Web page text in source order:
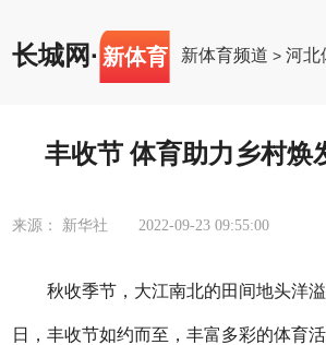
长城网· 新体育 新体育频道 >河北
丰收节 体育助力乡村焕
来源： 新华社 2022-09-23 09:55:00
秋收季节，大江南北的田间地头洋溢
日，丰收节如约而至，丰富多彩的体育